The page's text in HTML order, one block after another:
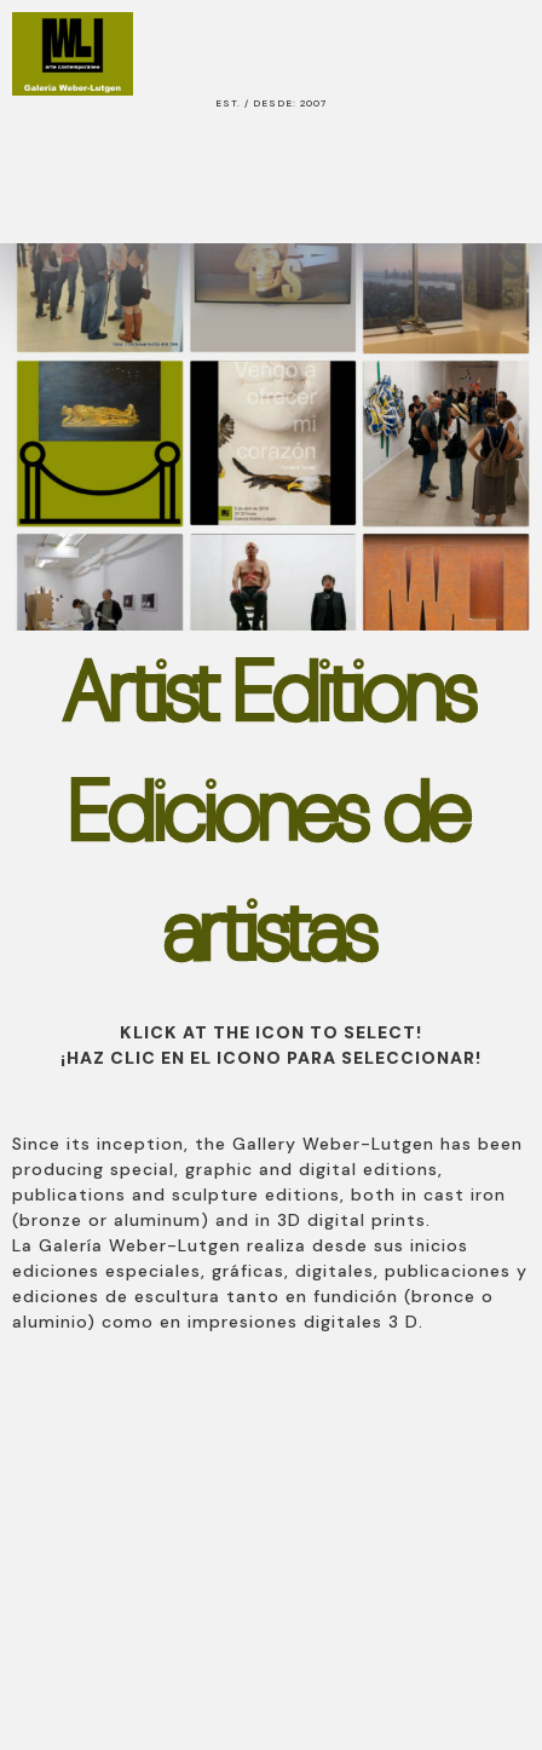
EST. / DESDE: 2007
Artist Editions
Ediciones de
artistas
KLICK AT THE ICON TO SELECT!
¡HAZ CLIC EN EL ICONO PARA SELECCIONAR!
Since its inception, the Gallery Weber-Lutgen has been
producing special, graphic and digital editions,
publications and sculpture editions, both in cast iron
(bronze or aluminum) and in 3D digital prints.
La Galería Weber-Lutgen realiza desde sus inicios
ediciones especiales, gráficas, digitales, publicaciones y
ediciones de escultura tanto en fundición (bronce o
aluminio) como en impresiones digitales 3 D.